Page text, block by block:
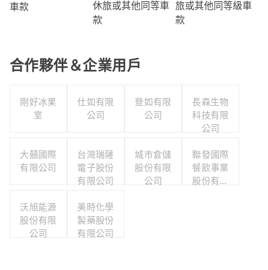
車款
休旅或其他同等車
款
旅或其他同等級車
款
合作夥伴＆企業用戶
剛好冰果
室
仕如有限
公司
登如有限
公司
長森生物
科技有限
公司
大囍國際
有限公司
台灣瑞薩
電子股份
有限公司
城市倉儲
股份有限
公司
聯發國際
餐飲事業
股份有限
沃旭能源
股份有限
公司
美時化學
製藥股份
有限公司